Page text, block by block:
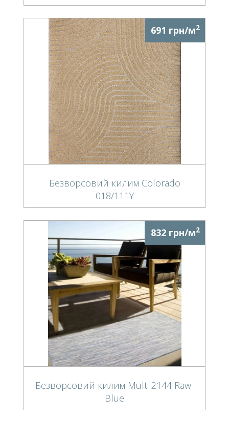
691 грн/м2
Безворсовий килим Colorado
018/111Y
832 грн/м2
Безворсовий килим Multi 2144 Raw-
Blue